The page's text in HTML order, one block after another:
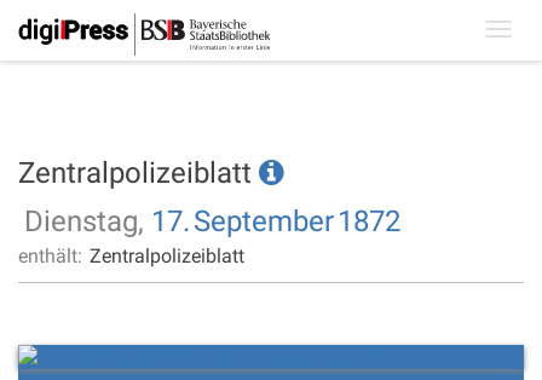
Zentralpolizeiblatt
Dienstag, 17.September1872
enthält: Zentralpolizeiblatt